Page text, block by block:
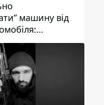
машину від
водіїв